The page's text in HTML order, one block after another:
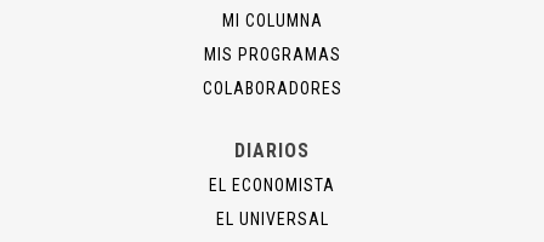
MI COLUMNA
MIS PROGRAMAS
COLABORADORES
DIARIOS
EL ECONOMISTA
EL UNIVERSAL